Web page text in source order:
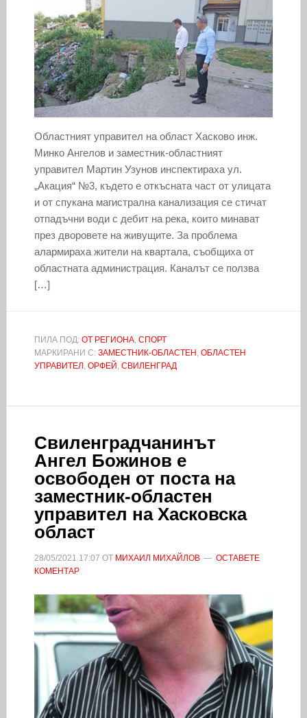
Областният управител на област Хасково инж.
Минко Ангелов и заместник-областният
управител Мартин Узунов инспектираха ул.
„Акация“ №3, където е откъсната част от улицата
и от спукана магистрална канализация се стичат
отпадъчни води с дебит на река, които минават
през дворовете на живущите. За проблема
алармираха жители на квартала, съобщиха от
областната администрация. Каналът се ползва
[…]
ПИЛА ПОД: ОТ РЕГИОНА, СПОРТ
МАРКИРАНИ С: ЗАМЕСТНИК-ОБЛАСТЕН , ОБЛАСТЕН
УПРАВИТЕЛ , ОРФЕЙ , СВИЛЕНГРАД
Свиленградчанинът
Ангел Божинов е
освободен от поста на
заместник-областен
управител на Хасковска
област
28/05/2021 17:07 ОТ МИХАИЛ МИХАЙЛОВ
ОСТАВЕТЕ
КОМЕНТАР